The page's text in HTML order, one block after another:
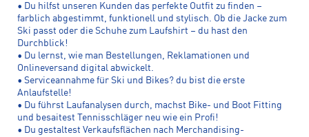
• Du hilfst unseren Kunden das perfekte Outfit zu finden –
farblich abgestimmt, funktionell und stylisch. Ob die Jacke zum
Ski passt oder die Schuhe zum Laufshirt – du hast den
Durchblick!
• Du lernst, wie man Bestellungen, Reklamationen und
Onlineversand digital abwickelt.
• Serviceannahme für Ski und Bikes? du bist die erste
Anlaufstelle!
• Du führst Laufanalysen durch, machst Bike- und Boot Fitting
und besaitest Tennisschläger neu wie ein Profi!
• Du gestaltest Verkaufsflächen nach Merchandising-